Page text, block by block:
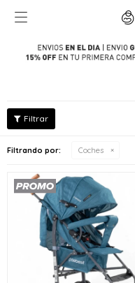

Filtrando por: Coches